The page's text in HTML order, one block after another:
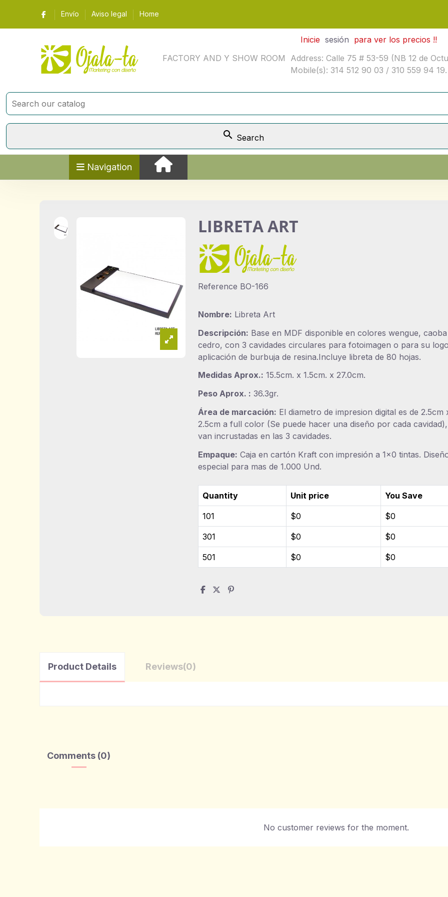
Envío Aviso legal Home
Inicie sesión para ver los precios !!
FACTORY AND Y SHOW ROOM Address: Calle 75 # 53-59 (NB 12 de
Mobile(s): 314 512 90 03 / 310 559 94 19.
 Search
Navigation
LIBRETA ART
Reference BO-166
Nombre: Libreta Art
Descripción: Base en MDF disponible en colores wengue,
cedro, con 3 cavidades circulares para fotoimagen o para su
aplicación de burbuja de resina.Incluye libreta de 80 hojas.
Medidas Aprox.: 15.5cm. x 1.5cm. x 27.0cm.
Peso Aprox. : 36.3gr.
Área de marcación: El diametro de impresion digital es de 2.5cm
2.5cm a full color (Se puede hacer una diseño por cada
van incrustadas en las 3 cavidades.
Empaque: Caja en cartón Kraft con impresión a 1×0 tintas.
especial para mas de 1.000 Und.
Quantity Unit price You Save
101 $0 $0
301 $0 $0
501 $0 $0
Product Details Reviews(0)
Comments (0)
No customer reviews for the moment.